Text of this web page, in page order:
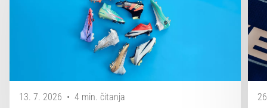
13. 7. 2026 • 4 min. čitanja